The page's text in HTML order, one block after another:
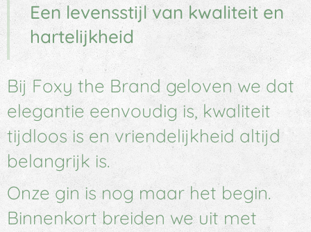
Een levensstijl van kwaliteit en
hartelijkheid
Bij Foxy the Brand geloven we dat
elegantie eenvoudig is, kwaliteit
tijdloos is en vriendelijkheid altijd
belangrijk is.
Onze gin is nog maar het begin.
Binnenkort breiden we uit met